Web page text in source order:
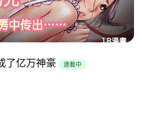
了亿万神豪 連載中